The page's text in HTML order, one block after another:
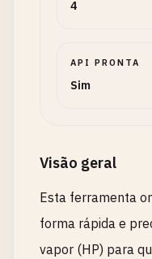
4
API PRONTA
Sim
Visão geral
Esta ferramenta
forma rápida e
vapor (HP) para